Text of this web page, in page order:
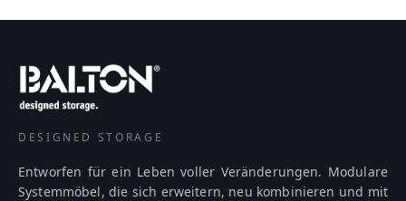
DESIGNED STORAGE
Entworfen für ein Leben voller Veränderungen. Modulare
Systemmöbel, die sich erweitern, neu kombinieren und mit